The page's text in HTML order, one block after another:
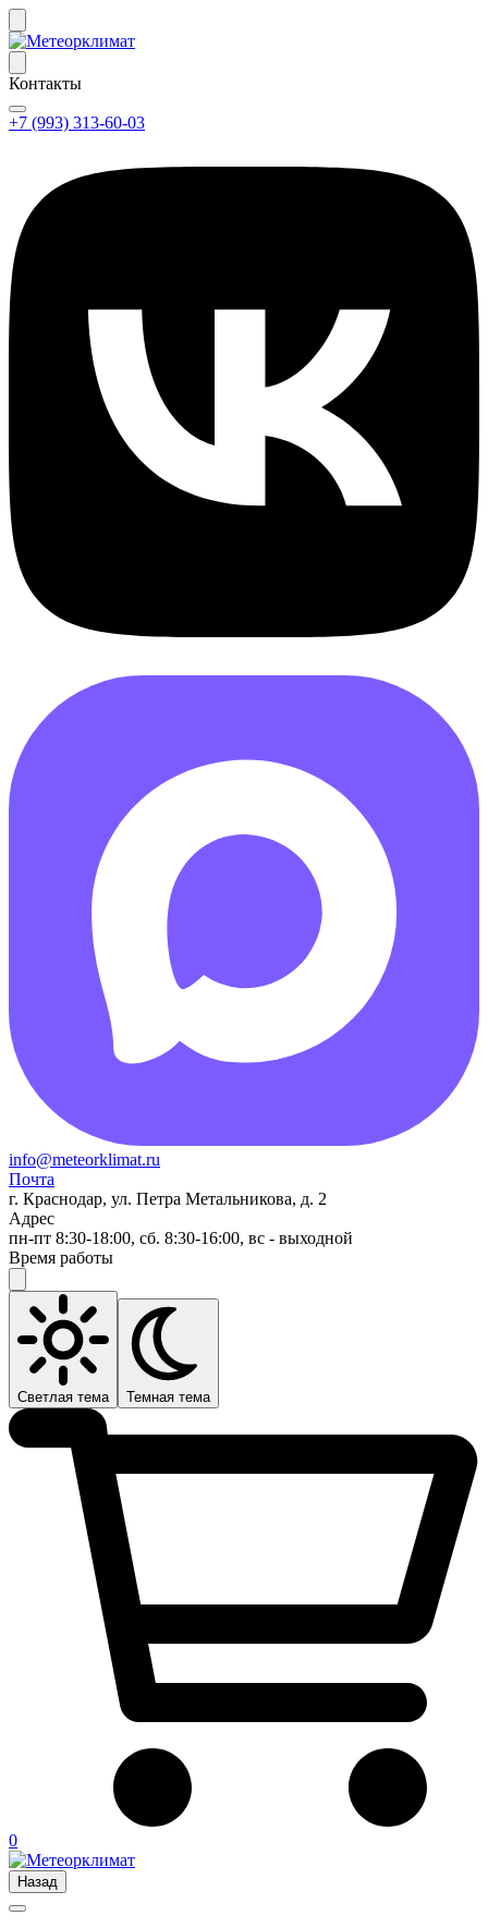
Контакты
+7 (993) 313-60-03
info@meteorklimat.ru
Почта
г. Краснодар, ул. Петра Метальникова, д. 2
Адрес
пн-пт 8:30-18:00, сб. 8:30-16:00, вс - выходной
Время работы
Светлая тема Темная тема
0
Назад